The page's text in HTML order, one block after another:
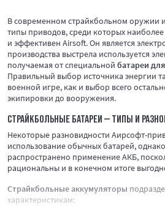
В современном страйкбольном оружии
типы приводов, среди которых
и эффективен Airsoft. Он является
производства выстрела используется
получаемая от специальной батареи
Правильный выбор источника энергии
военной игре, как и выбор всего
экипировки до вооружения.
СТРАЙКБОЛЬНЫЕ БАТАРЕИ — ТИПЫ И
Некоторые разновидности Аирсофт-
использование обычных батарей,
распространено применение АКБ,
рациональны и в конечном итоге
Страйкбольные аккумуляторы
характеристикам: